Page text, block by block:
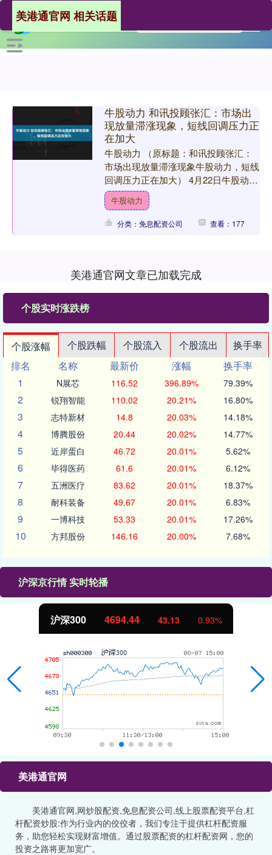
美港通官网 相关话题
牛股动力 和讯投顾张汇：市场出
现放量滞涨现象，短线回调压力正
在加大
牛股动力 （原标题：和讯投顾张汇：
市场出现放量滞涨现象牛股动力，短线
回调压力正在加大） 4月22日牛股动
力，和讯投顾张汇指出，市场出现放量
滞涨现象，短线回调压力....
牛股动力
分类：免息配资公司 查看：177
美港通官网文章已加载完成
个股实时涨跌榜
个股涨幅 个股跌幅 个股流入 个股流出
换手率
排名
名称 最新价 涨幅
换手率
1
N展芯 116.52 396.89% 79.39%
2 锐翔智能 110.02 20.21% 16.80%
3 志特新材 14.8 20.03% 14.18%
4 博腾股份 20.44 20.02% 14.77%
5 近岸蛋白 46.72 20.01% 5.62%
6 毕得医药 61.6 20.01% 6.12%
7 五洲医疗 83.62 20.01% 18.37%
8 耐科装备 49.67 20.01% 6.83%
9 一博科技 53.33 20.01% 17.26%
10 方邦股份 146.16 20.00% 7.68%
沪深京行情 实时轮播
沪深300 4694.44 43.13 0.93%
美港通官网
美港通官网,网炒股配资,免息配资公司,线上股票配资平台,杠
杆配资炒股:作为行业内的佼佼者，我们专注于提供杠杆配资服
务，助您轻松实现财富增值。通过股票配资的杠杆配资网，您的
投资之路将更加宽广。